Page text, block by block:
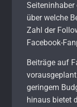
Seiteninhaber
über welche
Zahl der
Facebook-
Beiträge auf
geringem
hinaus bietet